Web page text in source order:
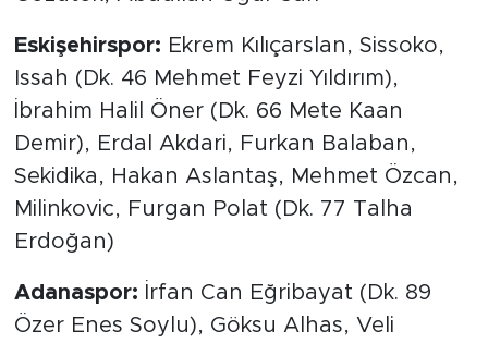
Eskişehirspor: Ekrem Kılıçarslan, Sissoko,
Issah (Dk. 46 Mehmet Feyzi Yıldırım),
İbrahim Halil Öner (Dk. 66 Mete Kaan
Demir), Erdal Akdari, Furkan Balaban,
Sekidika, Hakan Aslantaş, Mehmet Özcan,
Milinkovic, Furgan Polat (Dk. 77 Talha
Erdoğan)
Adanaspor: İrfan Can Eğribayat (Dk. 89
Özer Enes Soylu), Göksu Alhas, Veli